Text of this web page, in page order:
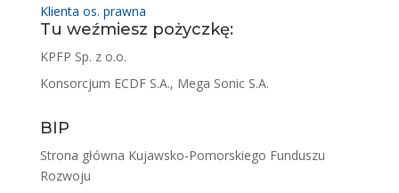
Klienta os. prawna
Tu weźmiesz pożyczkę:
KPFP Sp. z o.o.
Konsorcjum ECDF S.A., Mega Sonic S.A.
BIP
Strona główna Kujawsko-Pomorskiego Funduszu
Rozwoju